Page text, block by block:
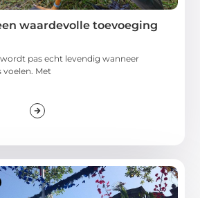
waardevolle toevoeging
pas echt levendig wanneer
voelen. Met